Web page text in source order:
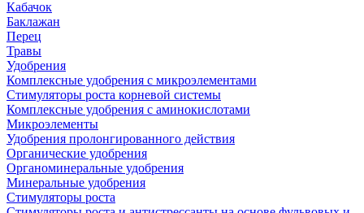
Кабачок
Баклажан
Перец
Травы
Удобрения
Комплексные удобрения с микроэлементами
Стимуляторы роста корневой системы
Комплексные удобрения с аминокислотами
Микроэлементы
Удобрения пролонгированного действия
Органические удобрения
Органоминеральные удобрения
Минеральные удобрения
Стимуляторы роста